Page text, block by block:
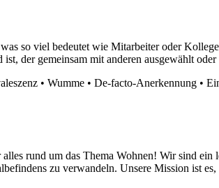
so viel bedeutet wie Mitarbeiter oder
der gemeinsam mit anderen ausgewählt
• Wumme • De-facto-Anerkennung •
rund um das Thema Wohnen! Wir sind
zu verwandeln. Unsere Mission ist